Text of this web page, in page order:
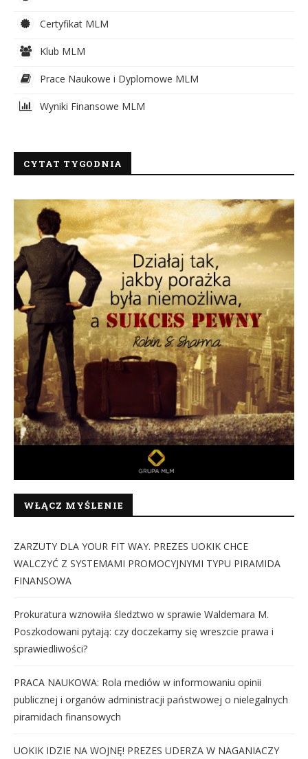
Certyfikat MLM
Klub MLM
Prace Naukowe i Dyplomowe MLM
Wyniki Finansowe MLM
CYTAT TYGODNIA
WŁĄCZ MYŚLENIE
ZARZUTY DLA YOUR FIT WAY. PREZES UOKIK CHCE
WALCZYĆ Z SYSTEMAMI PROMOCYJNYMI TYPU PIRAMIDA
FINANSOWA
Prokuratura wznowiła śledztwo w sprawie Waldemara M.
Poszkodowani pytają: czy doczekamy się wreszcie prawa i
sprawiedliwości?
PRACA NAUKOWA: Rola mediów w informowaniu opinii
publicznej i organów administracji państwowej o nielegalnych
piramidach finansowych
UOKIK IDZIE NA WOJNĘ! PREZES UDERZA W NAGANIACZY